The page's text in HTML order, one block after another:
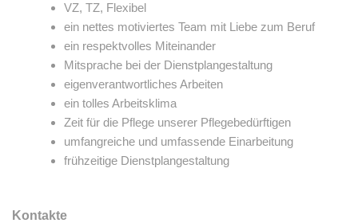
VZ, TZ, Flexibel
ein nettes motiviertes Team mit Liebe zum Beruf
ein respektvolles Miteinander
Mitsprache bei der Dienstplangestaltung
eigenverantwortliches Arbeiten
ein tolles Arbeitsklima
Zeit für die Pflege unserer Pflegebedürftigen
umfangreiche und umfassende Einarbeitung
frühzeitige Dienstplangestaltung
Kontakte